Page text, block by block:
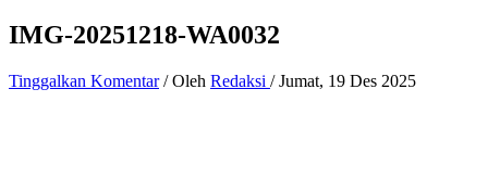
IMG-20251218-WA0032
Tinggalkan Komentar / Oleh Redaksi /Jumat, 19 Des 2025